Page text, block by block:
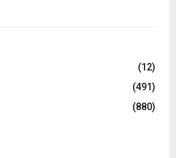
(12)
(491)
(880)